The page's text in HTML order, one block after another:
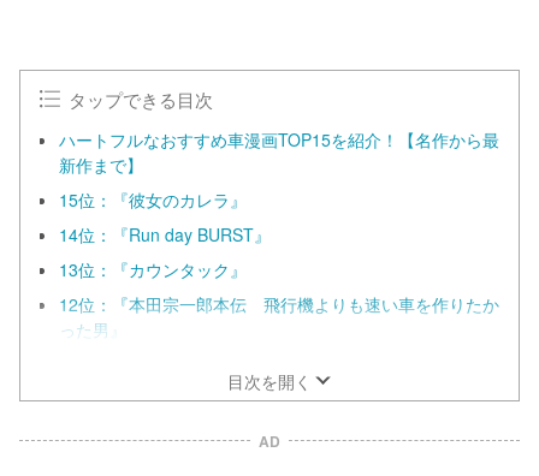
タップできる目次
ハートフルなおすすめ車漫画TOP15を紹介！【名作から最
新作まで】
15位：『彼女のカレラ』
14位：『Run day BURST』
13位：『カウンタック』
12位：『本田宗一郎本伝 飛行機よりも速い車を作りたか
った男』
目次を開く
AD